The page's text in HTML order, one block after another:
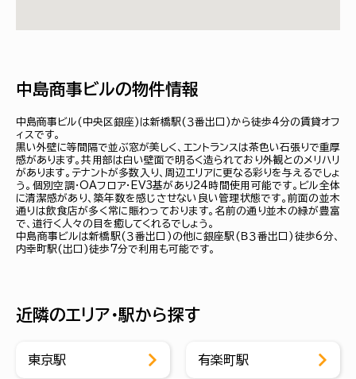
中島商事ビルの物件情報
中島商事ビル(中央区銀座)は新橋駅(３番出口)から徒歩4分の賃貸オフ
ィスです。
黒い外壁に等間隔で並ぶ窓が美しく、エントランスは茶色い石張りで重厚
感があります。共用部は白い壁面で明るく造られており外観とのメリハリ
があります。テナントが多数入り、周辺エリアに更なる彩りを与えるでしょ
う。個別空調・OAフロア・EV3基があり24時間使用可能です。ビル全体
に清潔感があり、築年数を感じさせない良い管理状態です。前面の並木
通りは飲食店が多く常に賑わっております。名前の通り並木の緑が豊富
で、道行く人々の目を癒してくれるでしょう。
中島商事ビルは新橋駅(３番出口)の他に銀座駅(Ｂ３番出口)徒歩6分、
内幸町駅(出口)徒歩7分で利用も可能です。
近隣のエリア・駅から探す
東京駅 有楽町駅